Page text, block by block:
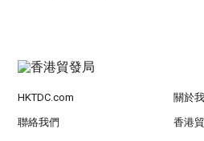
HKTDC.com 關於
聯絡我們 香港